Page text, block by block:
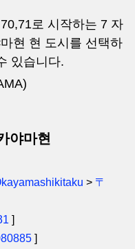
로 시작하는 7 자
현 현 도시를 선택하
있습니다.
야마현
> 〒
]
]